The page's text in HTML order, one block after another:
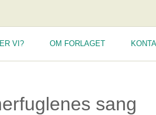
VI? OM FORLAGET
sang